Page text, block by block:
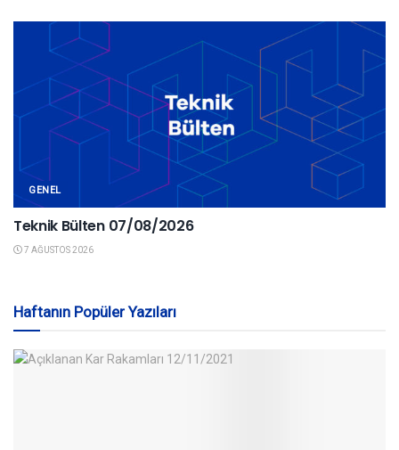
GENEL
Teknik Bülten 07/08/2026
7 AĞUSTOS 2026
Haftanın Popüler Yazıları